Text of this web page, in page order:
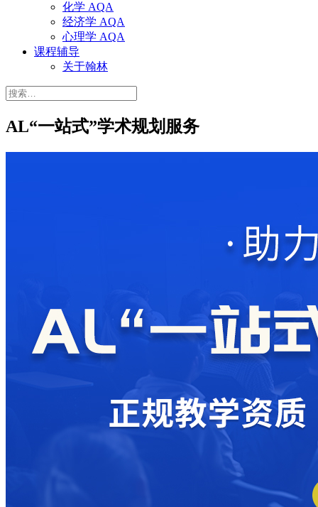
化学 AQA
经济学 AQA
心理学 AQA
课程辅导
关于翰林
搜
AL“一站式”学术规划服务